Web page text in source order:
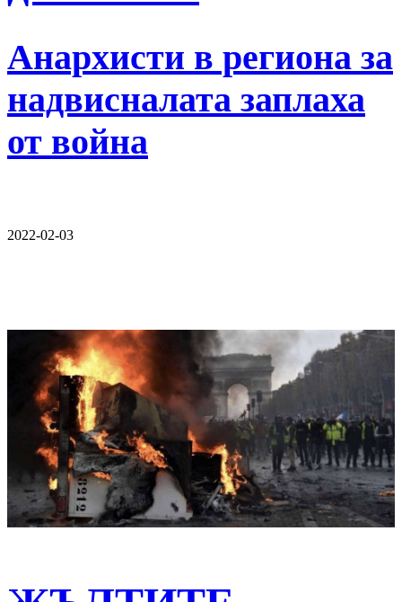
Анархисти в региона за
надвисналата заплаха
от война
2022-02-03